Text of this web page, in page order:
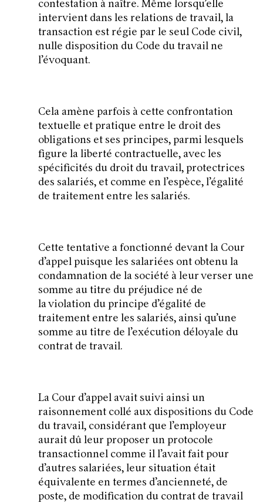
contestation à naître. Même lorsqu’elle
intervient dans les relations de travail, la
transaction est régie par le seul Code civil,
nulle disposition du Code du travail ne
l’évoquant.
Cela amène parfois à cette confrontation
textuelle et pratique entre le droit des
obligations et ses principes, parmi lesquels
figure la liberté contractuelle, avec les
spécificités du droit du travail, protectrices
des salariés, et comme en l’espèce, l’égalité
de traitement entre les salariés.
Cette tentative a fonctionné devant la Cour
d’appel puisque les salariées ont obtenu la
condamnation de la société à leur verser une
somme au titre du préjudice né de
la violation du principe d’égalité de
traitement entre les salariés, ainsi qu’une
somme au titre de l’exécution déloyale du
contrat de travail.
La Cour d’appel avait suivi ainsi un
raisonnement collé aux dispositions du Code
du travail, considérant que l’employeur
aurait dû leur proposer un protocole
transactionnel comme il l’avait fait pour
d’autres salariées, leur situation était
équivalente en termes d’ancienneté, de
poste, de modification du contrat de travail